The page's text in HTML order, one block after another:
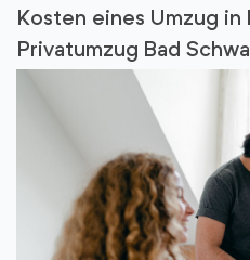
Kosten eines Umzug in
Privatumzug Bad